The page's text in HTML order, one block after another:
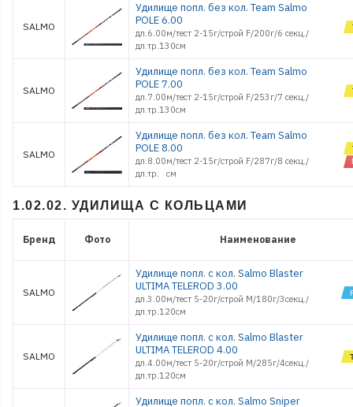
SALMO
Удилище попл. без кол. Team Salmo
POLE 6.00
дл.6.00м/тест 2-15г/строй F/200г/6 секц./
дл.тр.130см
SALMO
Удилище попл. без кол. Team Salmo
POLE 7.00
дл.7.00м/тест 2-15г/строй F/253г/7 секц./
дл.тр.130см
SALMO
Удилище попл. без кол. Team Salmo
POLE 8.00
дл.8.00м/тест 2-15г/строй F/287г/8 секц./
дл.тр. см
1.02.02. УДИЛИЩА С КОЛЬЦАМИ
Бренд Фото Наименование
SALMO
Удилище попл. с кол. Salmo Blaster
ULTIMA TELEROD 3.00
дл.3.00м/тест 5-20г/строй M/180г/3секц./
дл.тр.120см
SALMO
Удилище попл. с кол. Salmo Blaster
ULTIMA TELEROD 4.00
дл.4.00м/тест 5-20г/строй M/285г/4секц./
дл.тр.120см
Удилище попл. с кол. Salmo Sniper